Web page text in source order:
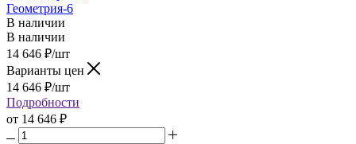
Геометрия-6
В наличии
В наличии
14 646 ₽/шт
Варианты цен
14 646 ₽/шт
Подробности
от 14 646 ₽